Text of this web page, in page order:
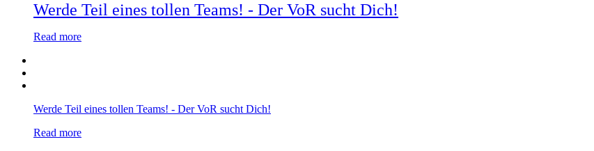
Werde Teil eines tollen Teams! - Der VoR sucht Dich!
Read more
Werde Teil eines tollen Teams! - Der VoR sucht Dich!
Read more